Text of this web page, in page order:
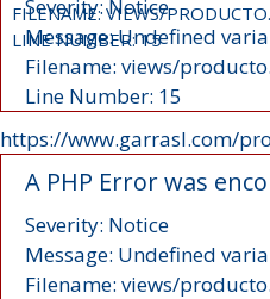
FILENAME: VIEWS/
LINE NUMBER: 15
Severity: Notice
Message: Undefined
Filename: views/
Line Number: 15
https://www.garrasl.com/
A PHP Error was
Severity: Notice
Message: Undefined
Filename: views/